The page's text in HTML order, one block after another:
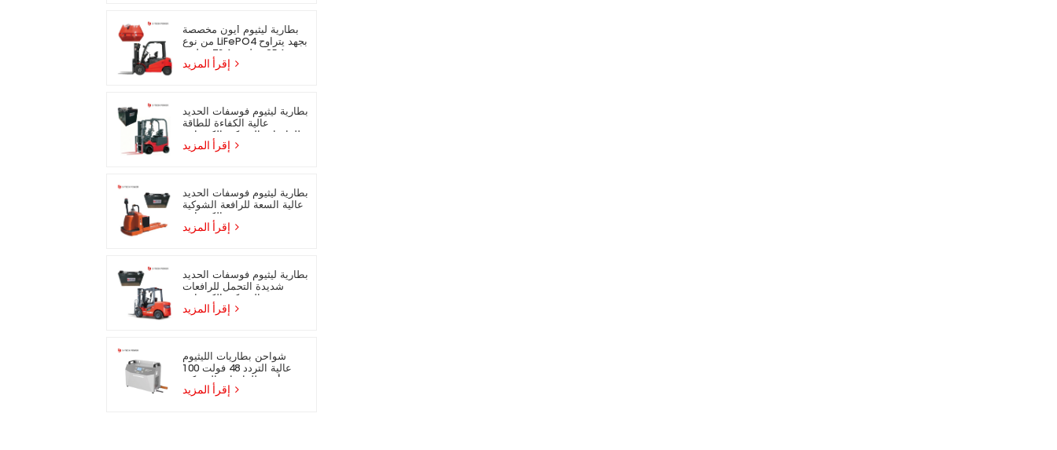
بطارية ليثيوم أيون مخصصة
من نوع LiFePO4 بجهد يتراوح
مناسبة للرافعات الشوكية
بطارية ليثيوم فوسفات الحديد
عالية الكفاءة للطاقة
بطارية ليثيوم فوسفات الحديد
عالية السعة للرافعة الشوكية
بطارية ليثيوم فوسفات الحديد
شديدة التحمل للرافعات
شواحن بطاريات الليثيوم
عالية التردد 48 فولت 100
أمبير للرافعات الشوكية